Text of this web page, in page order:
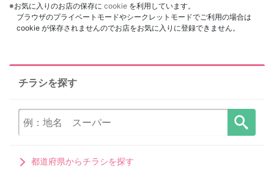
※お気に入りのお店の保存に cookie を利用しています。
ブラウザのプライベートモードやシークレットモードでご利用の場合は
cookie が保存されませんのでお店をお気に入りに登録できません。
チラシを探す
都道府県からチラシを探す